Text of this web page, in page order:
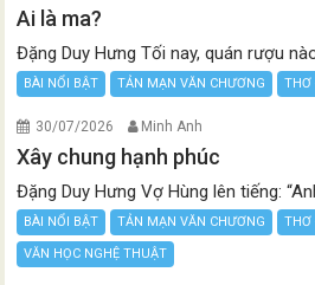
Ai là ma?
Đặng Duy Hưng Tối nay, quán rượu
BÀI NỔI BẬT TẢN MẠN VĂN CHƯƠNG THƠ
30/07/2026 Minh Anh
Xây chung hạnh phúc
Đặng Duy Hưng Vợ Hùng lên tiếng:
BÀI NỔI BẬT TẢN MẠN VĂN CHƯƠNG THƠ
VĂN HỌC NGHỆ THUẬT